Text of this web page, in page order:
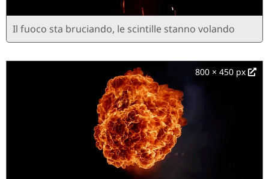
Il fuoco sta bruciando, le scintille stanno volando
800 × 450 px